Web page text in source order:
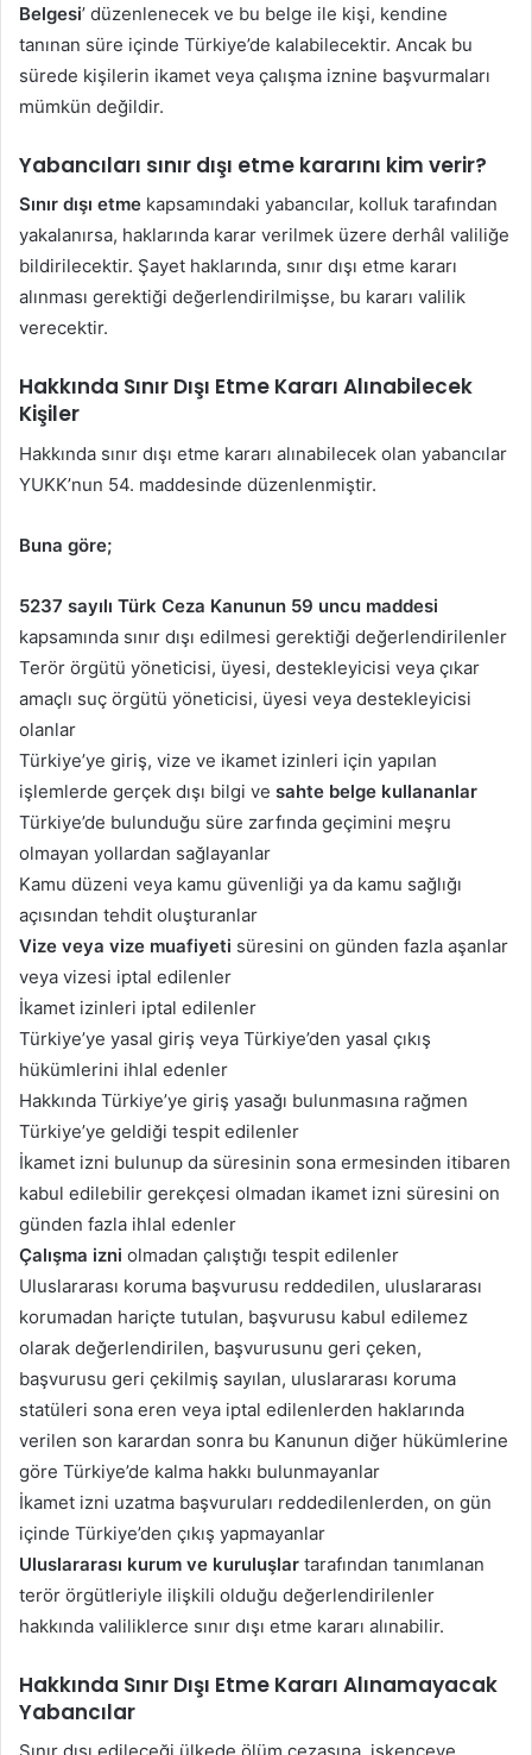
Belgesi’ düzenlenecek ve bu belge ile kişi, kendine
tanınan süre içinde Türkiye’de kalabilecektir. Ancak bu
sürede kişilerin ikamet veya çalışma iznine başvurmaları
mümkün değildir.
Yabancıları sınır dışı etme kararını kim verir?
Sınır dışı etme kapsamındaki yabancılar, kolluk tarafından
yakalanırsa, haklarında karar verilmek üzere derhâl valiliğe
bildirilecektir. Şayet haklarında, sınır dışı etme kararı
alınması gerektiği değerlendirilmişse, bu kararı valilik
verecektir.
Hakkında Sınır Dışı Etme Kararı Alınabilecek
Kişiler
Hakkında sınır dışı etme kararı alınabilecek olan yabancılar
YUKK’nun 54. maddesinde düzenlenmiştir.
Buna göre;
5237 sayılı Türk Ceza Kanunun 59 uncu maddesi
kapsamında sınır dışı edilmesi gerektiği değerlendirilenler
Terör örgütü yöneticisi, üyesi, destekleyicisi veya çıkar
amaçlı suç örgütü yöneticisi, üyesi veya destekleyicisi
olanlar
Türkiye’ye giriş, vize ve ikamet izinleri için yapılan
işlemlerde gerçek dışı bilgi ve sahte belge kullananlar
Türkiye’de bulunduğu süre zarfında geçimini meşru
olmayan yollardan sağlayanlar
Kamu düzeni veya kamu güvenliği ya da kamu sağlığı
açısından tehdit oluşturanlar
Vize veya vize muafiyeti süresini on günden fazla aşanlar
veya vizesi iptal edilenler
İkamet izinleri iptal edilenler
Türkiye’ye yasal giriş veya Türkiye’den yasal çıkış
hükümlerini ihlal edenler
Hakkında Türkiye’ye giriş yasağı bulunmasına rağmen
Türkiye’ye geldiği tespit edilenler
İkamet izni bulunup da süresinin sona ermesinden itibaren
kabul edilebilir gerekçesi olmadan ikamet izni süresini on
günden fazla ihlal edenler
Çalışma izni olmadan çalıştığı tespit edilenler
Uluslararası koruma başvurusu reddedilen, uluslararası
korumadan hariçte tutulan, başvurusu kabul edilemez
olarak değerlendirilen, başvurusunu geri çeken,
başvurusu geri çekilmiş sayılan, uluslararası koruma
statüleri sona eren veya iptal edilenlerden haklarında
verilen son karardan sonra bu Kanunun diğer hükümlerine
göre Türkiye’de kalma hakkı bulunmayanlar
İkamet izni uzatma başvuruları reddedilenlerden, on gün
içinde Türkiye’den çıkış yapmayanlar
Uluslararası kurum ve kuruluşlar tarafından tanımlanan
terör örgütleriyle ilişkili olduğu değerlendirilenler
hakkında valiliklerce sınır dışı etme kararı alınabilir.
Hakkında Sınır Dışı Etme Kararı Alınamayacak
Yabancılar